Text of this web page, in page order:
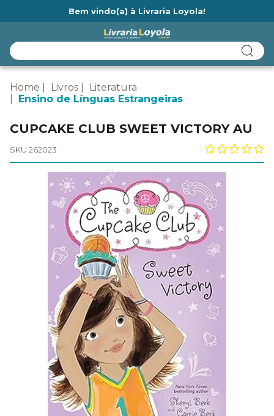
Bem vindo(a) à Livraria Loyola!
Home Livros
Literatura
Ensino de Línguas Estrangeiras
CUPCAKE CLUB SWEET VICTORY AU
SKU 262023